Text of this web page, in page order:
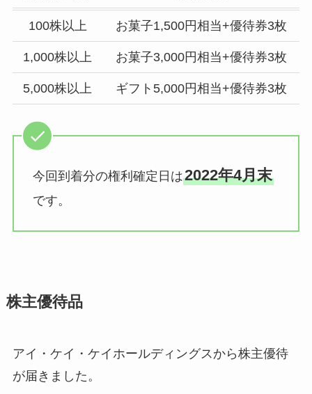
100株以上 お菓子1,500円相当+優待券3枚
1,000株以上 お菓子3,000円相当+優待券3枚
5,000株以上 ギフト5,000円相当+優待券3枚
今回到着分の権利確定日は2022年4月末
です。
株主優待品
アイ・ケイ・ケイホールディングスから株主優待
が届きました。